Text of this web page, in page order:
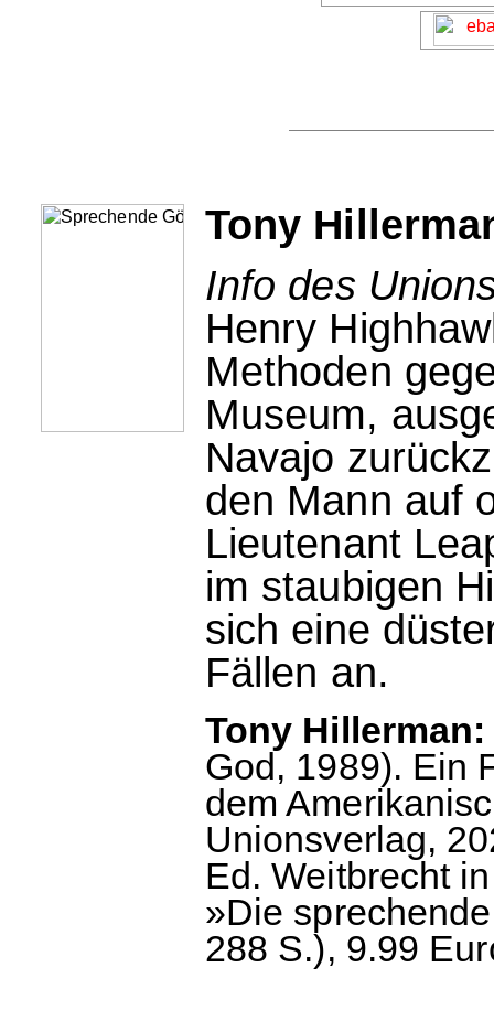
Tony
Info des
Henry
Methoden
Museum,
Navajo
den Mann auf
Lieutenant
im staubigen
sich eine
Fällen an.
Tony
God, 1989). Ein
dem
Unionsverlag,
Ed. Weitbrecht
»Die
288 S.), 9.99